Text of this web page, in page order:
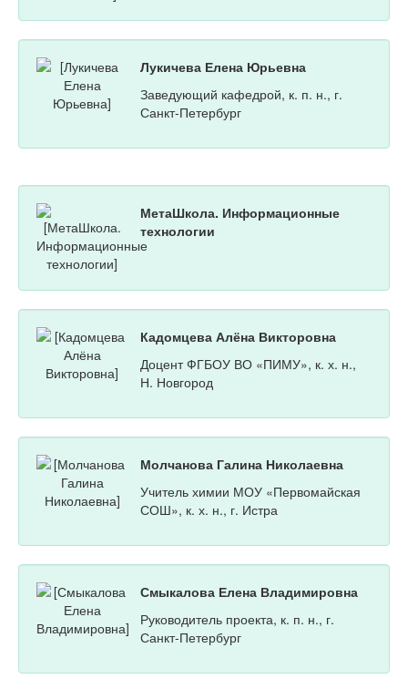
Лукичева Елена Юрьевна
Заведующий кафедрой, к. п. н., г.
Санкт-Петербург
МетаШкола. Информационные
технологии
Кадомцева Алёна Викторовна
Доцент ФГБОУ ВО «ПИМУ», к. х. н.,
Н. Новгород
Молчанова Галина Николаевна
Учитель химии МОУ «Первомайская
СОШ», к. х. н., г. Истра
Смыкалова Елена Владимировна
Руководитель проекта, к. п. н., г.
Санкт-Петербург